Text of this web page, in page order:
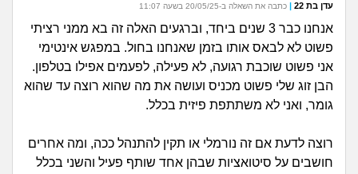
מה קורה כאן?
מתחם הטיפים
מדורים
זוגיות
חיפוש שאלות
עדן בת 22 | כתבה את השאלה ב-20/05/25 בשעה 11:07
אנחנו כבר 3 שנים ביחד, וברגעים האלה זה בא ממני רציתי
פשוט לא לבאס אותו בזמן שאנחנו בחול. במפגש אינטימי
אני פשוט שוכבת רגועה, לא פעילה, לפעמים אפילו בטלפון.
הבן זוג שלי פשוט מכניס ועושה את מה שהוא רוצה עד שהוא
גומר, ואני לא משתתפת פיזית בכלל.
רוצה לדעת אם זה נורמלי או תקין להתנהל ככה, ומה אחרים
חושבים על סיטואציות שבהן אחד שותף פעיל והשני בכלל